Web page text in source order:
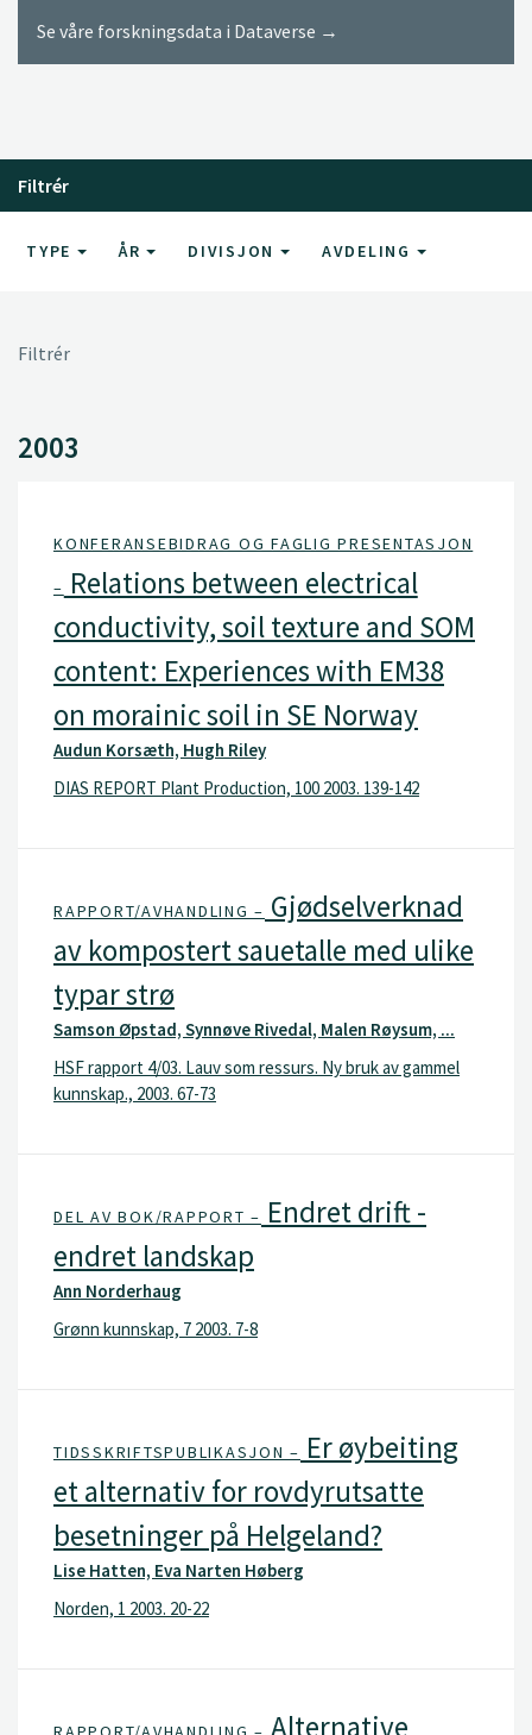
Se våre forskningsdata i Dataverse →
Filtrér
TYPE ÅR DIVISJON AVDELING
Filtrér
2003
KONFERANSEBIDRAG OG FAGLIG PRESENTASJON
– Relations between electrical
conductivity, soil texture and SOM
content: Experiences with EM38
on morainic soil in SE Norway
Audun Korsæth, Hugh Riley
DIAS REPORT Plant Production, 100 2003. 139-142
RAPPORT/AVHANDLING – Gjødselverknad
av kompostert sauetalle med ulike
typar strø
Samson Øpstad, Synnøve Rivedal, Malen Røysum, ...
HSF rapport 4/03. Lauv som ressurs. Ny bruk av gammel
kunnskap., 2003. 67-73
DEL AV BOK/RAPPORT – Endret drift -
endret landskap
Ann Norderhaug
Grønn kunnskap, 7 2003. 7-8
TIDSSKRIFTSPUBLIKASJON – Er øybeiting
et alternativ for rovdyrutsatte
besetninger på Helgeland?
Lise Hatten, Eva Narten Høberg
Norden, 1 2003. 20-22
Alternative